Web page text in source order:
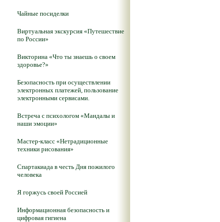
Чайные посиделки
Виртуальная экскурсия «Путешествие
по России»
Викторина «Что ты знаешь о своем
здоровье?»
Безопасность при осуществлении
электронных платежей, пользование
электронными сервисами.
Встреча с психологом «Мандалы и
наши эмоции»
Мастер-класс «Нетрадиционные
техники рисования»
Спартакиада в честь Дня пожилого
человека
Я горжусь своей Россией
Информационная безопасность и
цифровая гигиена